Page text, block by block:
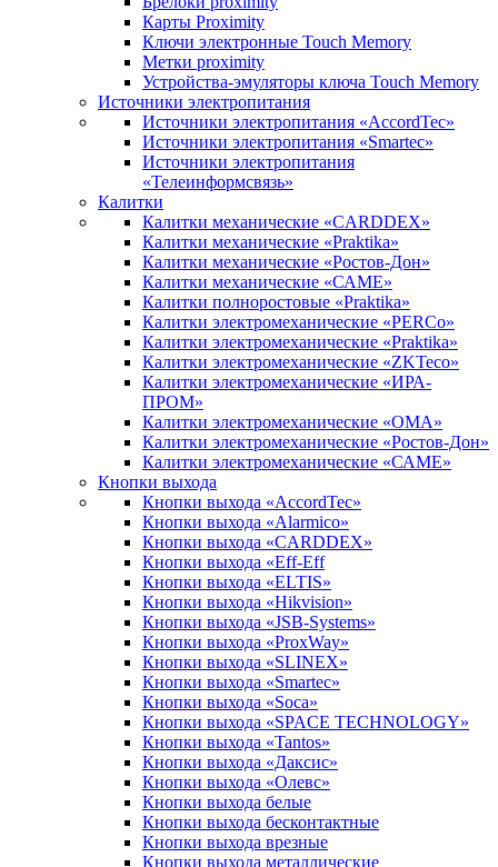
Карты Proximity
Ключи электронные Touch Memory
Метки proximity
Устройства-эмуляторы ключа Touch Memory
Источники электропитания
Источники электропитания «AccordTec»
Источники электропитания «Smartec»
Источники электропитания
«Телеинформсвязь»
Калитки
Калитки механические «CARDDEX»
Калитки механические «Praktika»
Калитки механические «Ростов-Дон»
Калитки механические «САМЕ»
Калитки полноростовые «Praktika»
Калитки электромеханические «PERCo»
Калитки электромеханические «Praktika»
Калитки электромеханические «ZKTeco»
Калитки электромеханические «ИРА-
ПРОМ»
Калитки электромеханические «ОМА»
Калитки электромеханические «Ростов-Дон»
Калитки электромеханические «САМЕ»
Кнопки выхода
Кнопки выхода «AccordTec»
Кнопки выхода «Alarmico»
Кнопки выхода «CARDDEX»
Кнопки выхода «Eff-Eff
Кнопки выхода «ELTIS»
Кнопки выхода «Hikvision»
Кнопки выхода «JSB-Systems»
Кнопки выхода «ProxWay»
Кнопки выхода «SLINEX»
Кнопки выхода «Smartec»
Кнопки выхода «Soca»
Кнопки выхода «SPACE TECHNOLOGY»
Кнопки выхода «Tantos»
Кнопки выхода «Даксис»
Кнопки выхода «Олевс»
Кнопки выхода белые
Кнопки выхода бесконтактные
Кнопки выхода врезные
Кнопки выхода металлические